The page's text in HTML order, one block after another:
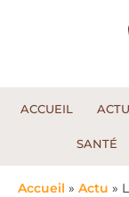
ACCUEIL
SANTÉ
Accueil » Actu »